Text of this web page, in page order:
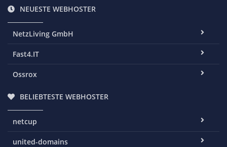
NEUESTE WEBHOSTER
NetzLiving GmbH
Fast4.IT
Ossrox
BELIEBTESTE WEBHOSTER
netcup
united-domains